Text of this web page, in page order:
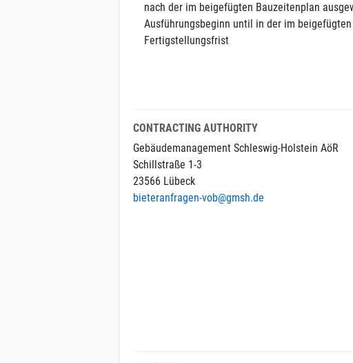
nach der im beigefügten Bauzeitenplan
Ausführungsbeginn until in der im
Fertigstellungsfrist
CONTRACTING AUTHORITY
Gebäudemanagement Schleswig-Holstein AöR
Schillstraße 1-3
23566 Lübeck
bieteranfragen-vob@gmsh.de